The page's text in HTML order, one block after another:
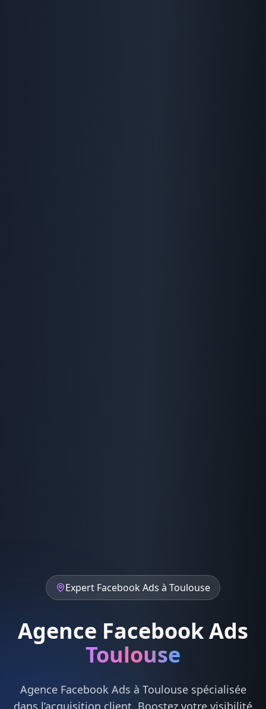
Expert Facebook Ads à Toulouse
Agence Facebook Ads
Toulouse
Agence Facebook Ads à Toulousespécialisée
dans l’acquisition client. Boostez votre visibilité